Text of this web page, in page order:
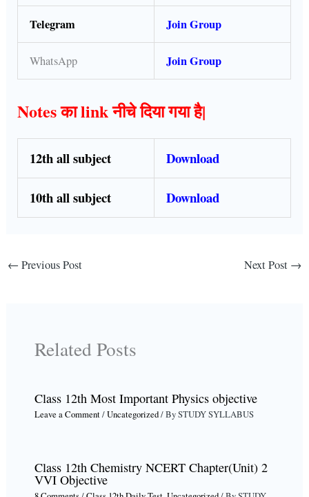
Telegram Join Group
WhatsApp Join Group
Notes का link नीचे दिया गया है|
12th all subject Download
10th all subject Download
← Previous Post Next Post →
Related Posts
Class 12th Most Important Physics objective
Leave a Comment/Uncategorized/ BySTUDY SYLLABUS
Class 12th Chemistry NCERT Chapter(Unit) 2
VVI Objective